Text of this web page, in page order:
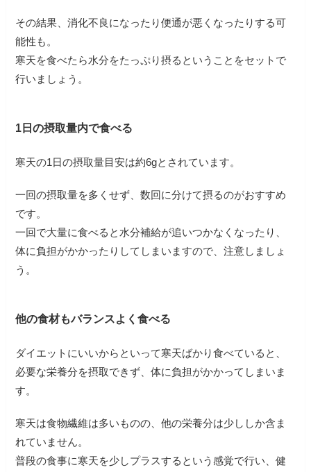
その結果、消化不良になったり便通が悪くなったりする可
能性も。
寒天を食べたら水分をたっぷり摂るということをセットで
行いましょう。
1日の摂取量内で食べる
寒天の1日の摂取量目安は約6gとされています。
一回の摂取量を多くせず、数回に分けて摂るのがおすすめ
です。
一回で大量に食べると水分補給が追いつかなくなったり、
体に負担がかかったりしてしまいますので、注意しましょ
う。
他の食材もバランスよく食べる
ダイエットにいいからといって寒天ばかり食べていると、
必要な栄養分を摂取できず、体に負担がかかってしまいま
す。
寒天は食物繊維は多いものの、他の栄養分は少ししか含ま
れていません。
普段の食事に寒天を少しプラスするという感覚で行い、健